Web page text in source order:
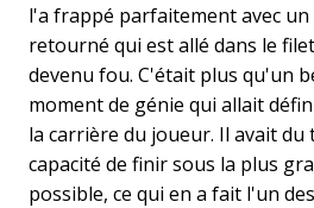
l'a frappé parfaitement avec un
retourné qui est allé dans le
devenu fou. C'était plus qu'un
moment de génie qui allait
la carrière du joueur. Il avait du
capacité de finir sous la plus
possible, ce qui en a fait l'un